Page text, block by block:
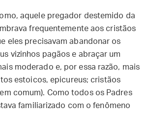
aquele pregador destemido da
frequentemente aos cristãos
eles precisavam abandonar os
vizinhos pagãos e abraçar um
moderado e, por essa razão, mais
estoicos, epicureus; cristãos
comum). Como todos os Padres
familiarizado com o fenômeno